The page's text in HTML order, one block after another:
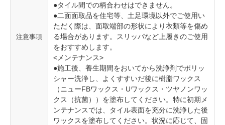
注意事項
●タイル間での柄合わせはできません。
●二面面取品を住宅等、土足環境以外でご使用い
ただく際は、面取端部の形状により衣類等を傷め
る場合があります。スリッパなど上履きのご使用
をおすすめします。
<メンテナンス>
●施工後、養生期間をおいてから洗浄剤でポリッ
シャー洗浄し、よくすすいだ後に樹脂ワックス
（ニューFBワックス・Uワックス・ツヤノンワッ
クス（抗菌））を塗布してください。特に初期メ
ンテナンスでは、タイル表面を充分に洗浄した後
ワックスを塗布してください。状況に応じて、固